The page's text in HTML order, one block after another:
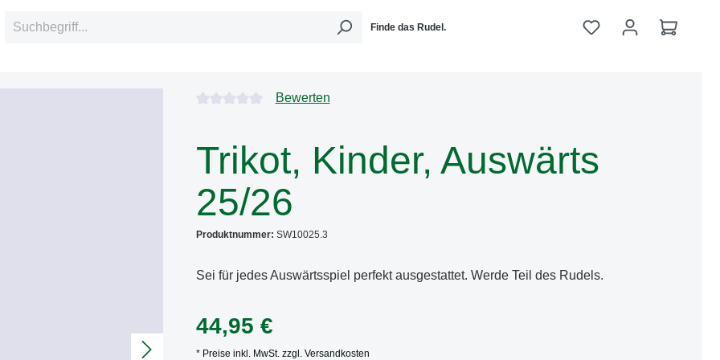
Finde das Rudel. Du hast 0
Durchschnittliche Bewertung von 0 von 5 Sternen
Bewerten
Trikot, Kinder, Auswärts
25/26
Produktnummer: SW10025.3
Sei für jedes Auswärtsspiel perfekt ausgestattet. Werde Teil des Rudels.
44,95 €
* Preise inkl. MwSt. zzgl. Versandkosten